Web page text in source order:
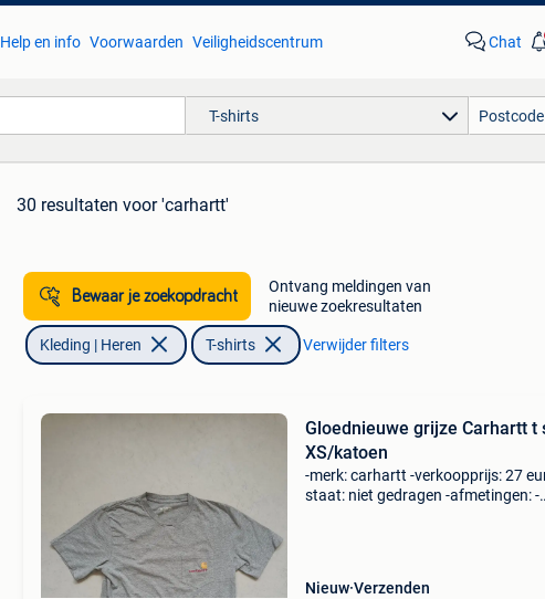
Help en info Voorwaarden Veiligheidscentrum Chat
T-shirts
30 resultaten voor 'carhartt'
Bewaar je zoekopdracht
Ontvang meldingen van
nieuwe zoekresultaten
Kleding | Heren T-shirts Verwijder filters
Gloednieuwe grijze Carhartt t
XS/katoen
-merk: carhartt -verkoopprijs: 27
staat: niet gedragen -afmetingen: -
Nieuw Verzenden